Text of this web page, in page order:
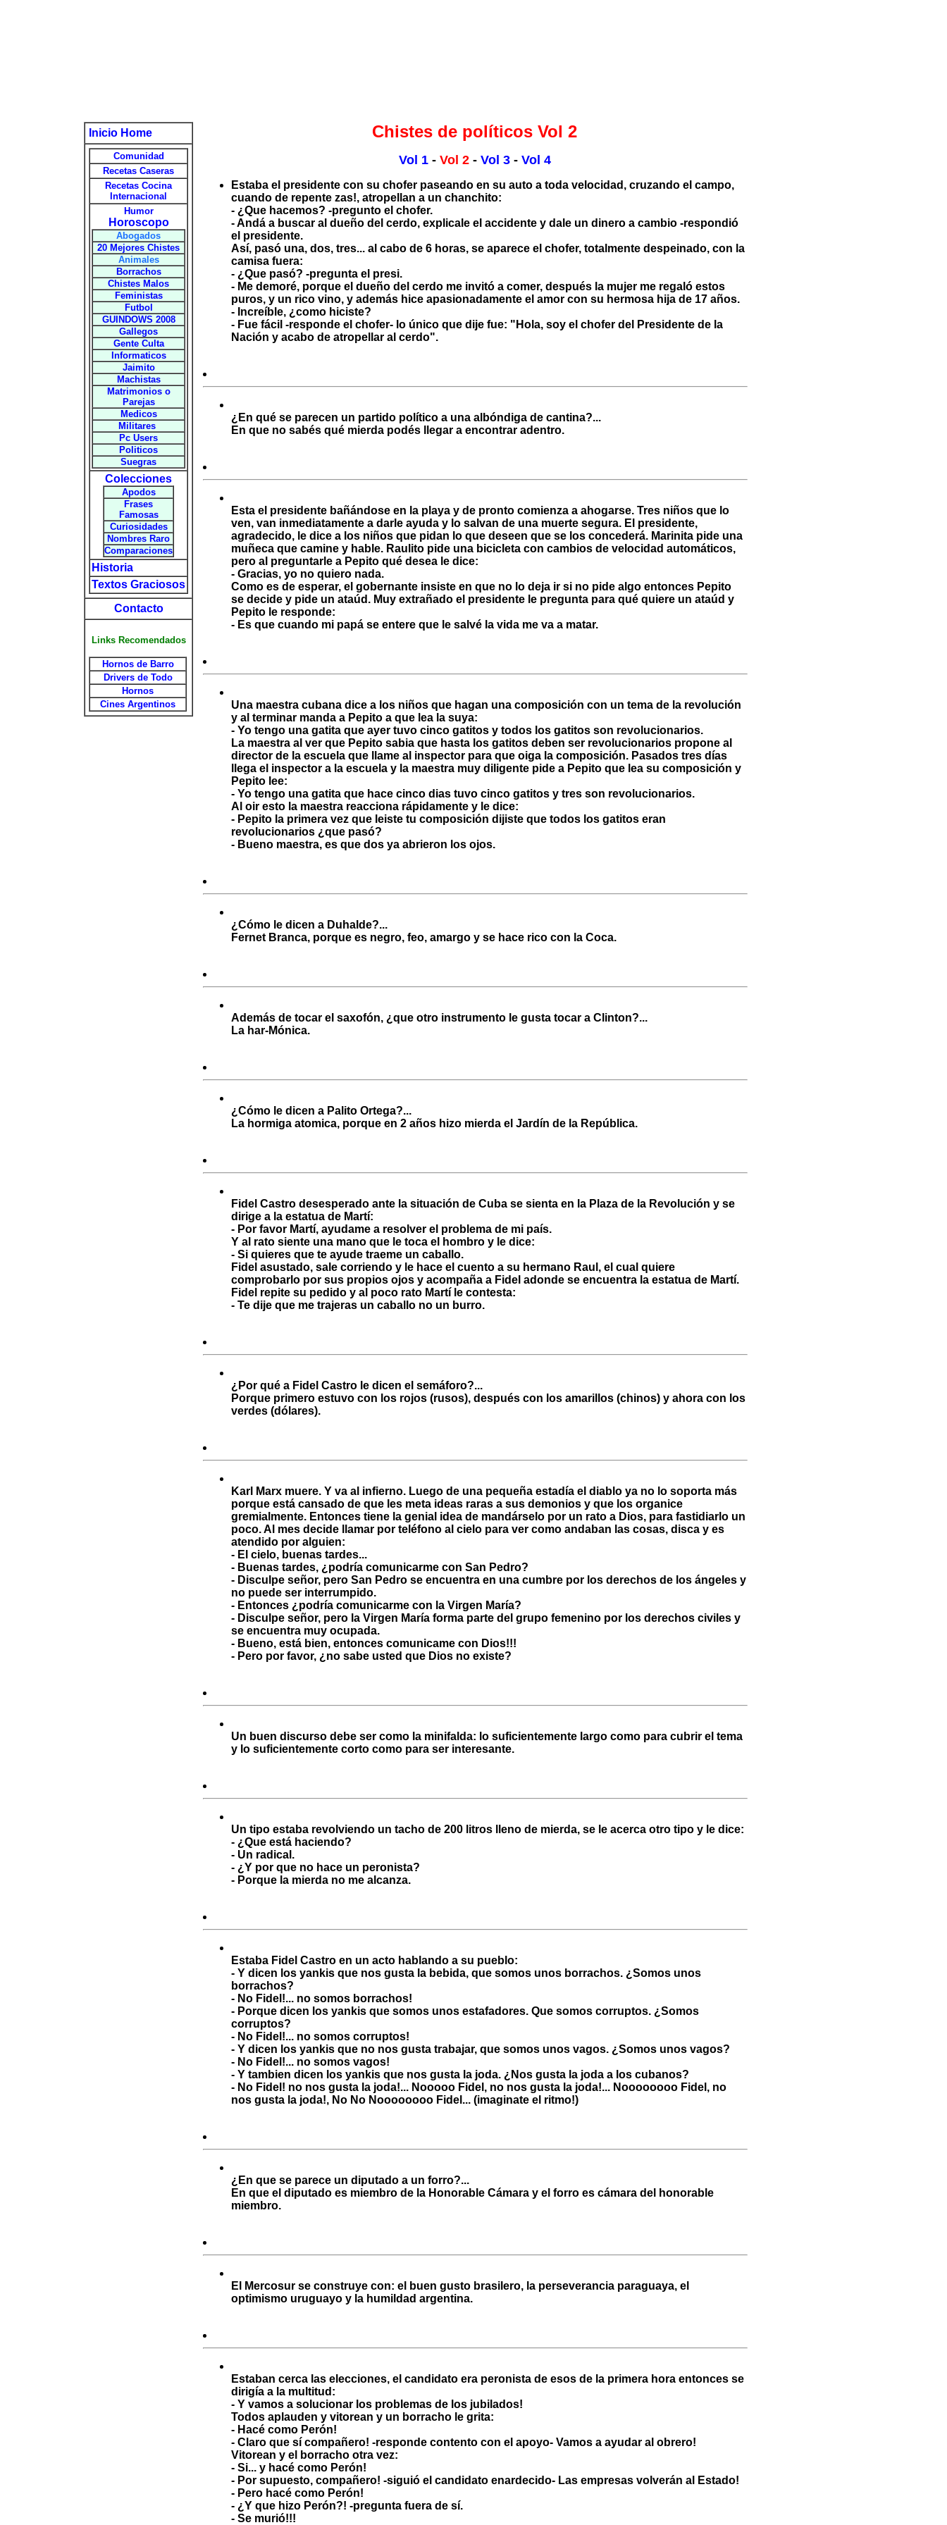
Inicio Home
Comunidad
Recetas Caseras
Recetas Cocina
Internacional
Humor
Horoscopo
Abogados
20 Mejores Chistes
Animales
Borrachos
Chistes Malos
Feministas
Futbol
GUINDOWS 2008
Gallegos
Gente Culta
Informaticos
Jaimito
Machistas
Matrimonios o
Parejas
Medicos
Militares
Pc Users
Politicos
Suegras
Colecciones
Apodos
Frases
Famosas
Curiosidades
Nombres Raro
Comparaciones
Historia
Textos Graciosos
Contacto
Links Recomendados
Hornos de Barro
Drivers de Todo
Hornos
Cines Argentinos
Chistes de políticos Vol 2
Vol 1 - Vol 2- Vol 3- Vol 4
Estaba el presidente con su chofer paseando en su auto a toda velocidad, cruzando el campo,
cuando de repente zas!, atropellan a un chanchito:
- ¿Que hacemos? -pregunto el chofer.
- Andá a buscar al dueño del cerdo, explicale el accidente y dale un dinero a cambio -respondió
el presidente.
Así, pasó una, dos, tres... al cabo de 6 horas, se aparece el chofer, totalmente despeinado, con la
camisa fuera:
- ¿Que pasó? -pregunta el presi.
- Me demoré, porque el dueño del cerdo me invitó a comer, después la mujer me regaló estos
puros, y un rico vino, y además hice apasionadamente el amor con su hermosa hija de 17 años.
- Increíble, ¿como hiciste?
- Fue fácil -responde el chofer- lo único que dije fue: "Hola, soy el chofer del Presidente de la
Nación y acabo de atropellar al cerdo".
¿En qué se parecen un partido político a una albóndiga de cantina?...
En que no sabés qué mierda podés llegar a encontrar adentro.
Esta el presidente bañándose en la playa y de pronto comienza a ahogarse. Tres niños que lo
ven, van inmediatamente a darle ayuda y lo salvan de una muerte segura. El presidente,
agradecido, le dice a los niños que pidan lo que deseen que se los concederá. Marinita pide una
muñeca que camine y hable. Raulito pide una bicicleta con cambios de velocidad automáticos,
pero al preguntarle a Pepito qué desea le dice:
- Gracias, yo no quiero nada.
Como es de esperar, el gobernante insiste en que no lo deja ir si no pide algo entonces Pepito
se decide y pide un ataúd. Muy extrañado el presidente le pregunta para qué quiere un ataúd y
Pepito le responde:
- Es que cuando mi papá se entere que le salvé la vida me va a matar.
Una maestra cubana dice a los niños que hagan una composición con un tema de la revolución
y al terminar manda a Pepito a que lea la suya:
- Yo tengo una gatita que ayer tuvo cinco gatitos y todos los gatitos son revolucionarios.
La maestra al ver que Pepito sabia que hasta los gatitos deben ser revolucionarios propone al
director de la escuela que llame al inspector para que oiga la composición. Pasados tres días
llega el inspector a la escuela y la maestra muy diligente pide a Pepito que lea su composición y
Pepito lee:
- Yo tengo una gatita que hace cinco dias tuvo cinco gatitos y tres son revolucionarios.
Al oir esto la maestra reacciona rápidamente y le dice:
- Pepito la primera vez que leiste tu composición dijiste que todos los gatitos eran
revolucionarios ¿que pasó?
- Bueno maestra, es que dos ya abrieron los ojos.
¿Cómo le dicen a Duhalde?...
Fernet Branca, porque es negro, feo, amargo y se hace rico con la Coca.
Además de tocar el saxofón, ¿que otro instrumento le gusta tocar a Clinton?...
La har-Mónica.
¿Cómo le dicen a Palito Ortega?...
La hormiga atomica, porque en 2 años hizo mierda el Jardín de la República.
Fidel Castro desesperado ante la situación de Cuba se sienta en la Plaza de la Revolución y se
dirige a la estatua de Martí:
- Por favor Martí, ayudame a resolver el problema de mi país.
Y al rato siente una mano que le toca el hombro y le dice:
- Si quieres que te ayude traeme un caballo.
Fidel asustado, sale corriendo y le hace el cuento a su hermano Raul, el cual quiere
comprobarlo por sus propios ojos y acompaña a Fidel adonde se encuentra la estatua de Martí.
Fidel repite su pedido y al poco rato Martí le contesta:
- Te dije que me trajeras un caballo no un burro.
¿Por qué a Fidel Castro le dicen el semáforo?...
Porque primero estuvo con los rojos (rusos), después con los amarillos (chinos) y ahora con los
verdes (dólares).
Karl Marx muere. Y va al infierno. Luego de una pequeña estadía el diablo ya no lo soporta más
porque está cansado de que les meta ideas raras a sus demonios y que los organice
gremialmente. Entonces tiene la genial idea de mandárselo por un rato a Dios, para fastidiarlo un
poco. Al mes decide llamar por teléfono al cielo para ver como andaban las cosas, disca y es
atendido por alguien:
- El cielo, buenas tardes...
- Buenas tardes, ¿podría comunicarme con San Pedro?
- Disculpe señor, pero San Pedro se encuentra en una cumbre por los derechos de los ángeles y
no puede ser interrumpido.
- Entonces ¿podría comunicarme con la Virgen María?
- Disculpe señor, pero la Virgen María forma parte del grupo femenino por los derechos civiles y
se encuentra muy ocupada.
- Bueno, está bien, entonces comunicame con Dios!!!
- Pero por favor, ¿no sabe usted que Dios no existe?
Un buen discurso debe ser como la minifalda: lo suficientemente largo como para cubrir el tema
y lo suficientemente corto como para ser interesante.
Un tipo estaba revolviendo un tacho de 200 litros lleno de mierda, se le acerca otro tipo y le dice:
- ¿Que está haciendo?
- Un radical.
- ¿Y por que no hace un peronista?
- Porque la mierda no me alcanza.
Estaba Fidel Castro en un acto hablando a su pueblo:
- Y dicen los yankis que nos gusta la bebida, que somos unos borrachos. ¿Somos unos
borrachos?
- No Fidel!... no somos borrachos!
- Porque dicen los yankis que somos unos estafadores. Que somos corruptos. ¿Somos
corruptos?
- No Fidel!... no somos corruptos!
- Y dicen los yankis que no nos gusta trabajar, que somos unos vagos. ¿Somos unos vagos?
- No Fidel!... no somos vagos!
- Y tambien dicen los yankis que nos gusta la joda. ¿Nos gusta la joda a los cubanos?
- No Fidel! no nos gusta la joda!... Nooooo Fidel, no nos gusta la joda!... Noooooooo Fidel, no
nos gusta la joda!, No No Noooooooo Fidel... (imaginate el ritmo!)
¿En que se parece un diputado a un forro?...
En que el diputado es miembro de la Honorable Cámara y el forro es cámara del honorable
miembro.
El Mercosur se construye con: el buen gusto brasilero, la perseverancia paraguaya, el
optimismo uruguayo y la humildad argentina.
Estaban cerca las elecciones, el candidato era peronista de esos de la primera hora entonces se
dirigía a la multitud:
- Y vamos a solucionar los problemas de los jubilados!
Todos aplauden y vitorean y un borracho le grita:
- Hacé como Perón!
- Claro que sí compañero! -responde contento con el apoyo- Vamos a ayudar al obrero!
Vitorean y el borracho otra vez:
- Si... y hacé como Perón!
- Por supuesto, compañero! -siguió el candidato enardecido- Las empresas volverán al Estado!
- Pero hacé como Perón!
- ¿Y que hizo Perón?! -pregunta fuera de sí.
- Se murió!!!